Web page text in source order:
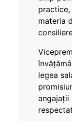
materia
legea
angajații